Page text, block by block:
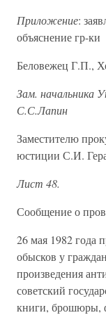
Приложение:
объяснение гр-ки
Беловежец Г.П.,
Зам. начальника
С.С.Лапин
Заместителю
юстиции С.И.
Лист 48.
Сообщение о
26 мая 1982 года
обысков у
произведения
советский
книги, брошюры,